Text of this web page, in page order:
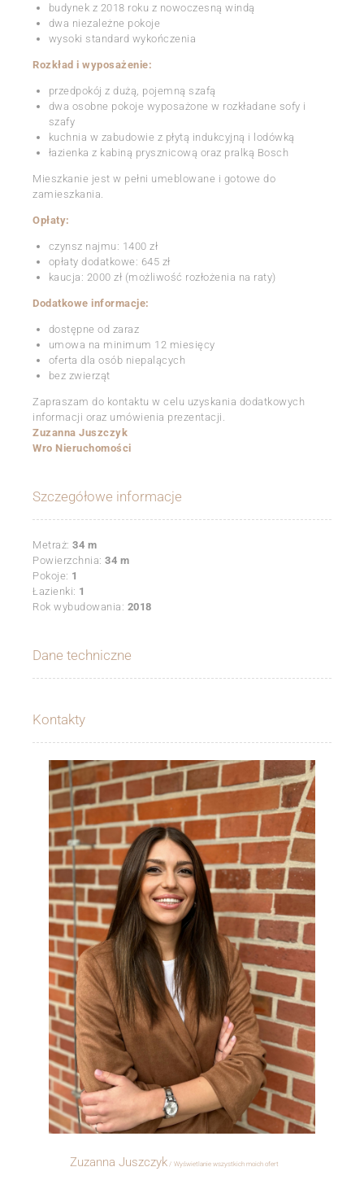
budynek z 2018 roku z nowoczesną windą
dwa niezależne pokoje
wysoki standard wykończenia
Rozkład i wyposażenie:
przedpokój z dużą, pojemną szafą
dwa osobne pokoje wyposażone w rozkładane sofy i
szafy
kuchnia w zabudowie z płytą indukcyjną i lodówką
łazienka z kabiną prysznicową oraz pralką Bosch
Mieszkanie jest w pełni umeblowane i gotowe do
zamieszkania.
Opłaty:
czynsz najmu: 1400 zł
opłaty dodatkowe: 645 zł
kaucja: 2000 zł (możliwość rozłożenia na raty)
Dodatkowe informacje:
dostępne od zaraz
umowa na minimum 12 miesięcy
oferta dla osób niepalących
bez zwierząt
Zapraszam do kontaktu w celu uzyskania dodatkowych
informacji oraz umówienia prezentacji.
Zuzanna Juszczyk
Wro Nieruchomości
Szczegółowe informacje
Metraż: 34 m
Powierzchnia: 34 m
Pokoje: 1
Łazienki: 1
Rok wybudowania: 2018
Dane techniczne
Kontakty
Zuzanna Juszczyk Wyświetlanie wszystkich moich ofert